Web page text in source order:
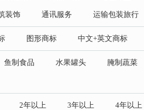
装饰 通讯服务 运输包装旅行
图形商标 中文+英文商标
鱼制食品 水果罐头 腌制蔬菜
2年以上 3年以上 4年以上